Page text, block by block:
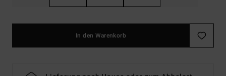
In den Warenkorb